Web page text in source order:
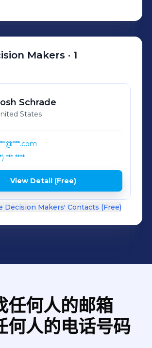
Makers · 1
Schrade
States
*** ****
View Detail (Free)
Decision Makers' Contacts (Free)
任何人的邮箱
何人的电话号码